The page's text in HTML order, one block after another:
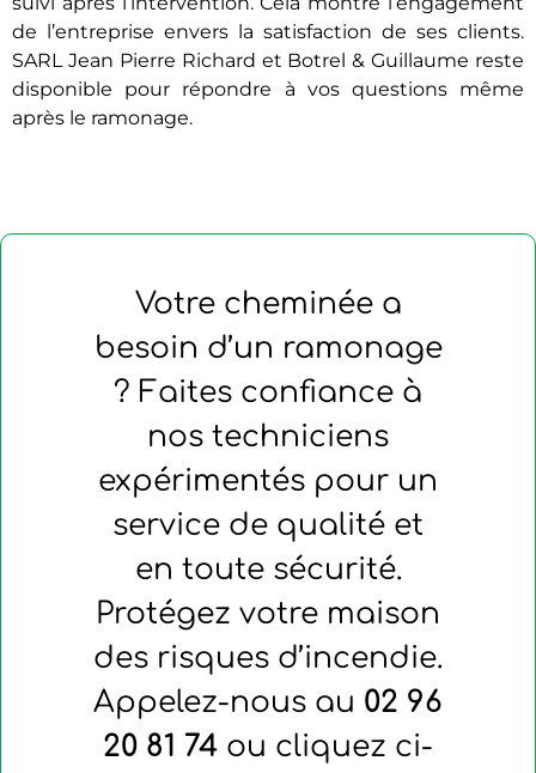
de l’entreprise envers la satisfaction de ses clients.
SARL Jean Pierre Richard et Botrel & Guillaume reste
disponible pour répondre à vos questions même
après le ramonage.
Votre cheminée a
besoin d’un ramonage
? Faites confiance à
nos techniciens
expérimentés pour un
service de qualité et
en toute sécurité.
Protégez votre maison
des risques d’incendie.
Appelez-nous au 02 96
20 81 74 ou cliquez ci-